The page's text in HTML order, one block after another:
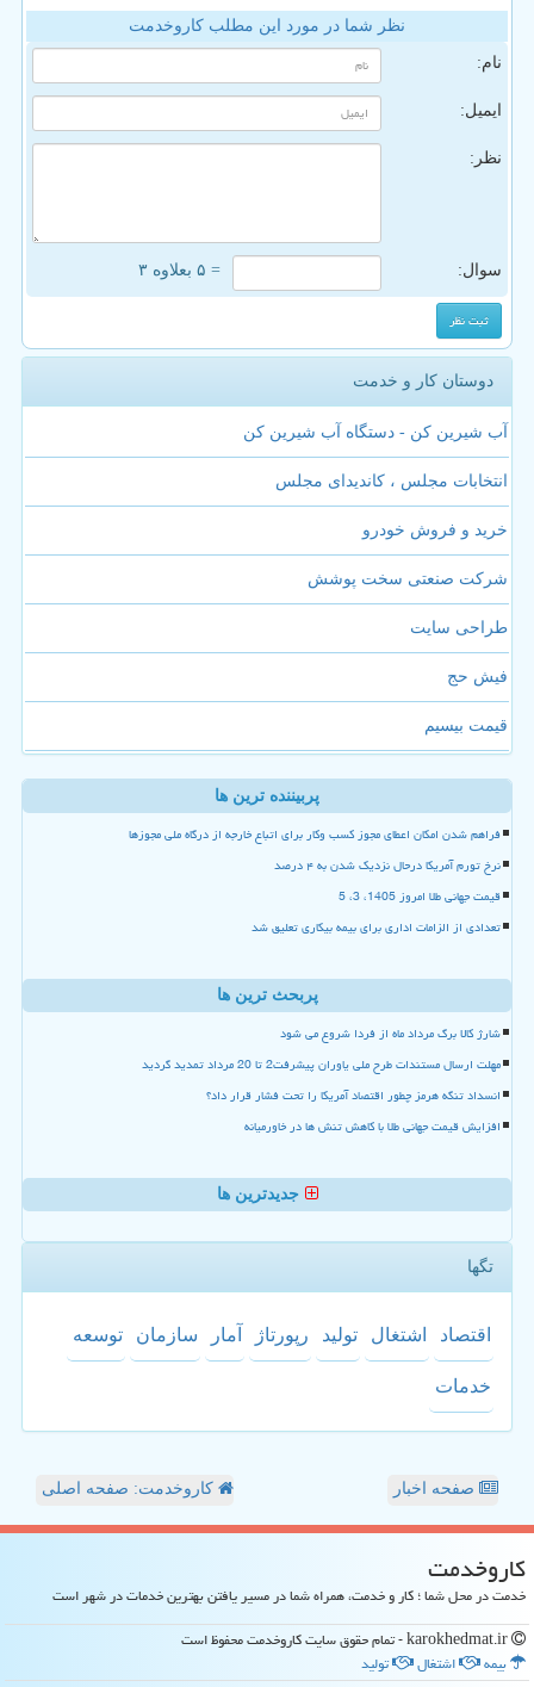
نظر شما در مورد این مطلب کاروخدمت
نام:
ایمیل:
نظر:
سوال: = ۵ بعلاوه ۳
دوستان کار و خدمت
آب شیرین کن - دستگاه آب شیرین کن
انتخابات مجلس ، کاندیدای مجلس
خرید و فروش خودرو
شرکت صنعتی سخت پوشش
طراحی سایت
فیش حج
قیمت بیسیم
پربیننده ترین ها
فراهم شدن امکان اعطای مجوز کسب وکار برای اتباع خارجه از درگاه ملی مجوزها
نرخ تورم آمریکا درحال نزدیک شدن به ۴ درصد
قیمت جهانی طلا امروز 1405، 3، 5
تعدادی از الزامات اداری برای بیمه بیکاری تعلیق شد
پربحث ترین ها
شارژ کالا برگ مرداد ماه از فردا شروع می شود
مهلت ارسال مستندات طرح ملی یاوران پیشرفت2 تا 20 مرداد تمدید گردید
انسداد تنگه هرمز چطور اقتصاد آمریکا را تحت فشار قرار داد؟
افزایش قیمت جهانی طلا با کاهش تنش ها در خاورمیانه
جدیدترین ها
تگها
اقتصاد اشتغال تولید رپورتاژ آمار سازمان توسعه
خدمات
صفحه اخبار کاروخدمت: صفحه اصلی
كاروخدمت
خدمت در محل شما ؛ کار و خدمت، همراه شما در مسیر یافتن بهترین خدمات در شهر است
بیمه
اشتغال تولید